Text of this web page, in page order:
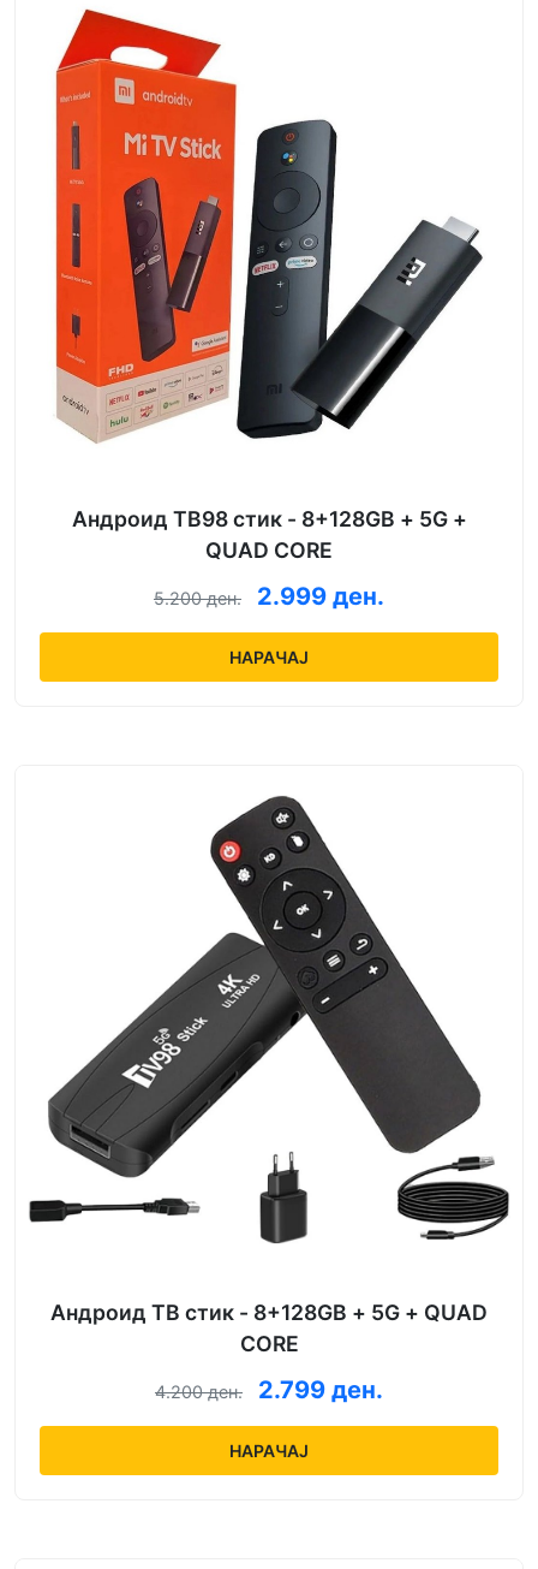
Андроид ТВ98 стик - 8+128GB + 5G +
QUAD CORE
5.200 ден. 2.999 ден.
НАРАЧАЈ
Андроид ТВ стик - 8+128GB + 5G + QUAD
CORE
4.200 ден. 2.799 ден.
НАРАЧАЈ